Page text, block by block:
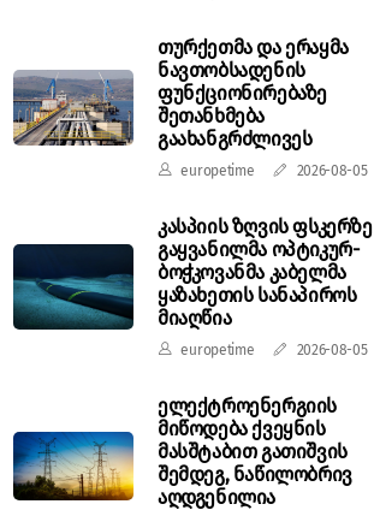
თურქეთმა და ერაყმა
ნავთობსადენის
ფუნქციონირებაზე
შეთანხმება
გაახანგრძლივეს
europetime 2026-08-05
კასპიის ზღვის ფსკერზე
გაყვანილმა ოპტიკურ-
ბოჭკოვანმა კაბელმა
ყაზახეთის სანაპიროს
მიაღწია
europetime 2026-08-05
ელექტროენერგიის
მიწოდება ქვეყნის
მასშტაბით გათიშვის
შემდეგ, ნაწილობრივ
აღდგენილია